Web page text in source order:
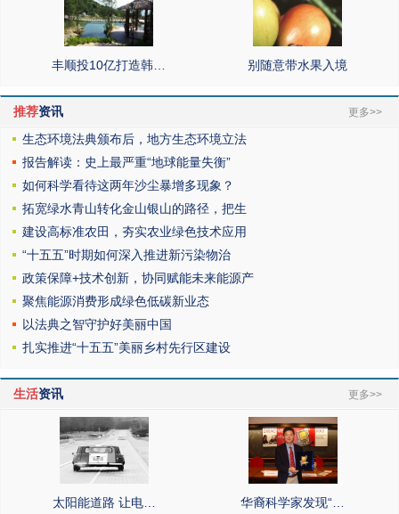
丰顺投10亿打造韩… 别随意带水果入境
推荐资讯 更多>>
生态环境法典颁布后，地方生态环境立法
报告解读：史上最严重“地球能量失衡”
如何科学看待这两年沙尘暴增多现象？
拓宽绿水青山转化金山银山的路径，把生
建设高标准农田，夯实农业绿色技术应用
“十五五”时期如何深入推进新污染物治
政策保障+技术创新，协同赋能未来能源产
聚焦能源消费形成绿色低碳新业态
以法典之智守护好美丽中国
扎实推进“十五五”美丽乡村先行区建设
生活资讯 更多>>
太阳能道路 让电… 华裔科学家发现“…